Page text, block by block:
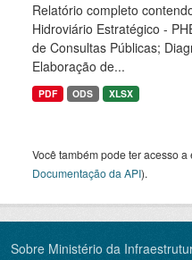
Relatório completo
Hidroviário Estratégico -
de Consultas Públicas;
Elaboração de...
PDF ODS XLSX
Você também pode ter acesso
Documentação da API).
Sobre Ministério da